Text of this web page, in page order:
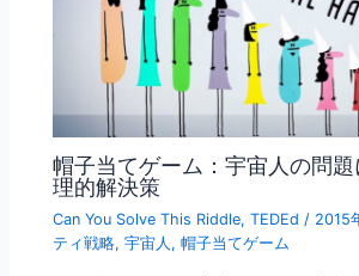
帽子当てゲーム：宇宙人の問
理的解決策
Can You Solve This Riddle,TEDEd / 2015
ティ戦略,宇宙人 ,帽子当てゲーム